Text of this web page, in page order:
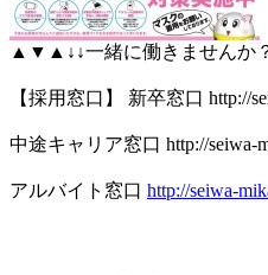
▲▼▲↓↓一緒に働きませ
【採用窓口】 新卒窓口 http://
中途キャリア窓口 http://seiwa-
アルバイト窓口 http://seiwa-